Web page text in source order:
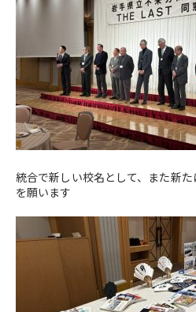
統合で新しい校名として、また新
を願います